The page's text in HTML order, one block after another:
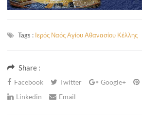
Tags : Ιερός Ναός Αγίου Αθανασίου Κέλλης
Share :
Facebook Twitter Google+
Linkedin
Email